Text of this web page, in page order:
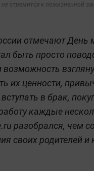
стремится к пожизненной
отмечают День
быть просто
их ценности,
в брак,
каждые
разобрался, чем
своих родителей